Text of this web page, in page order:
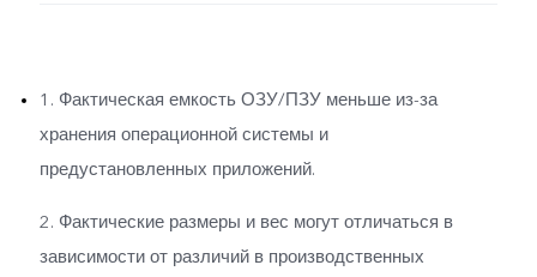
1. Фактическая емкость ОЗУ/ПЗУ меньше из-за
хранения операционной системы и
предустановленных приложений.
2. Фактические размеры и вес могут отличаться в
зависимости от различий в производственных